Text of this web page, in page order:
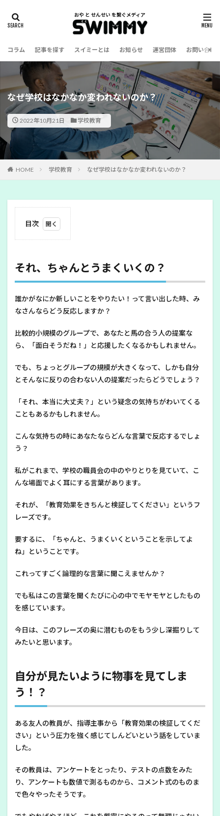
コラム 記事を探す スイミーとは お知らせ 運営団体 お問い合わ
なぜ学校はなかなか変われないのか？
2022年10月21日 学校教育
HOME 学校教育 なぜ学校はなかなか変われないのか？
目次
ちゃ
んと
うま
く
の？
自分が
見たい
ように
見てし
ま
3
私た
作り
出し
か？
それ、ちゃんとうまくいくの？
誰かがなにか新しいことをやりたい！って言い出した時、み
なさんならどう反応しますか？
比較的小規模のグループで、あなたと馬の合う人の提案な
ら、「面白そうだね！」と応援したくなるかもしれません。
でも、ちょっとグループの規模が大きくなって、しかも自分
とそんなに反りの合わない人の提案だったらどうでしょう？
「それ、本当に大丈夫？」という疑念の気持ちがわいてくる
こともあるかもしれません。
こんな気持ちの時にあなたならどんな言葉で反応するでしょ
う？
私がこれまで、学校の職員会の中のやりとりを見ていて、こ
んな場面でよく耳にする言葉があります。
それが、「教育効果をきちんと検証してください」というフ
レーズです。
要するに、「ちゃんと、うまくいくということを示してよ
ね」ということです。
これってすごく論理的な言葉に聞こえませんか？
でも私はこの言葉を聞くたびに心の中でモヤモヤとしたもの
を感じています。
今日は、このフレーズの奥に潜むものをもう少し深掘りして
みたいと思います。
自分が見たいように物事を見てしま
う！？
ある友人の教員が、指導主事から「教育効果の検証してくだ
さい」という圧力を強く感じてしんどいという話をしていま
した。
その教員は、アンケートをとったり、テストの点数をみた
り、アンケートも数値で測るものから、コメント式のものま
で色々やったそうです。